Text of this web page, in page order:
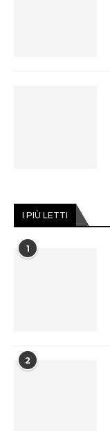
I PIÙ LETTI
1
2